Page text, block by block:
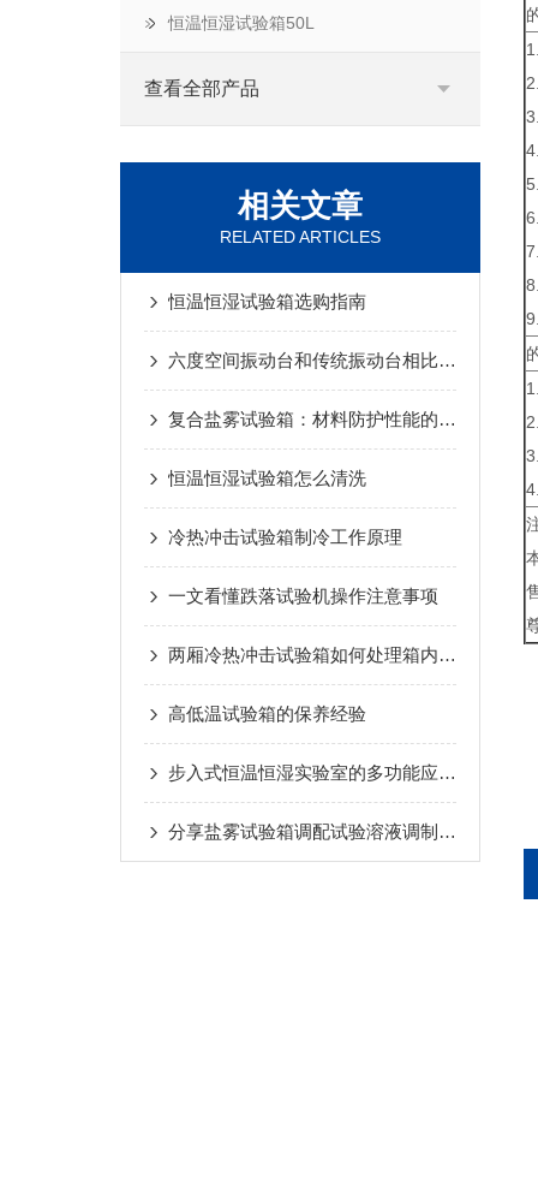
恒温恒湿试验箱50L
查看全部产品
相关文章
RELATED ARTICLES
恒温恒湿试验箱选购指南
六度空间振动台和传统振动台相比优势有哪些？
复合盐雾试验箱：材料防护性能的严苛“考官”
恒温恒湿试验箱怎么清洗
冷热冲击试验箱制冷工作原理
一文看懂跌落试验机操作注意事项
两厢冷热冲击试验箱如何处理箱内结霜的问题
高低温试验箱的保养经验
步入式恒温恒湿实验室的多功能应用与挑战
分享盐雾试验箱调配试验溶液调制方法